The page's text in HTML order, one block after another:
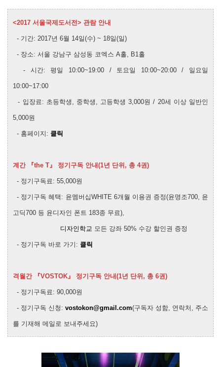
<2017 서울국제도서전> 관람 안내
- 기간: 2017년 6월 14일(수) ~ 18일(일)
- 장소: 서울 강남구 삼성동 코엑스 A홀, B1홀
- 시간: 평일 10:00~19:00 / 토요일 10:00~20:00 / 일요일
10:00~17:00
- 입장료: 초등학생, 중학생, 고등학생 3,000원 / 20세 이상 일반인
5,000원
- 홈페이지: 클릭
계간 『the T』 정기구독 안내(1년 단위, 총 4권)
- 정기구독료: 55,000원
- 정기구독 혜택: 윤멤버십WHITE 6개월 이용권 증정(윤명조700, 윤
고딕700 등 윤디자인 폰트 183종 무료),
디자인학교 모든 강좌 50% 수강 할인권 증정
- 정기구독 바로 가기: 클릭
격월간 『VOSTOK』 정기구독 안내(1년 단위, 총 6권)
- 정기구독료: 90,000원
- 정기구독 신청: vostokon@gmail.com(구독자 성함, 연락처, 주소
를 기재해 메일로 보내주세요)